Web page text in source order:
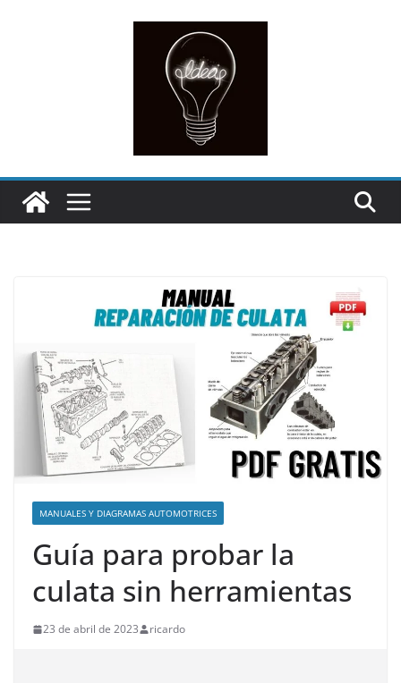
MANUALES Y DIAGRAMAS AUTOMOTRICES
Guía para probar la
culata sin herramientas
23 de abril de 2023 ricardo